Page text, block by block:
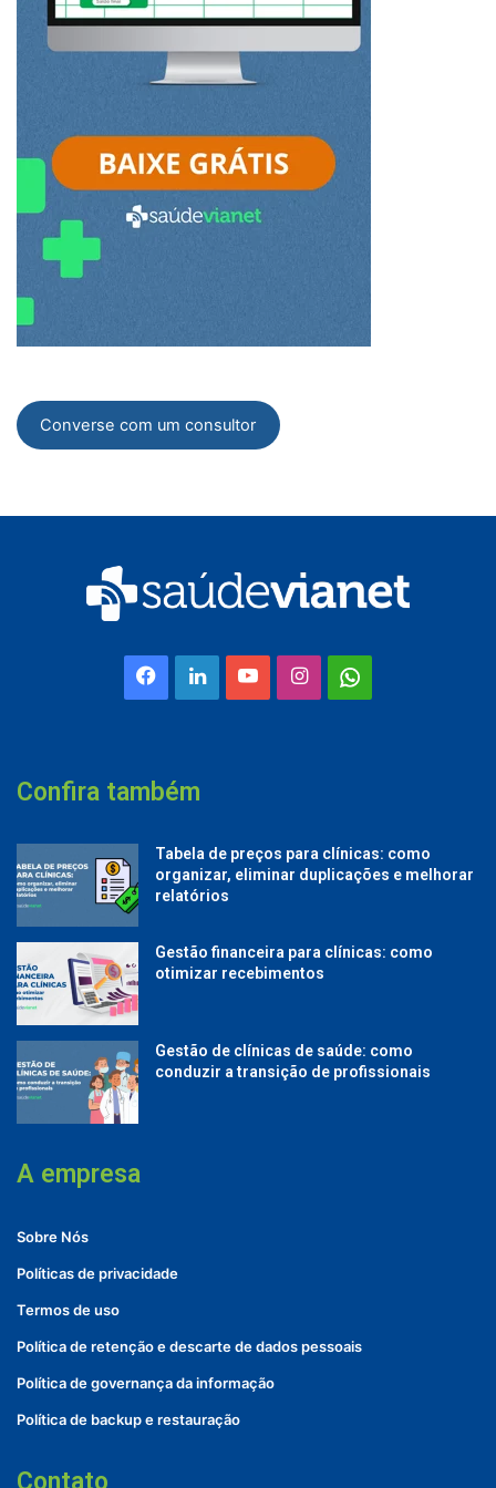
Converse com um consultor
Facebook
LinkedinYouTubeInstagram
Confira também
Tabela de preços para clínicas: como
organizar, eliminar duplicações e melhorar
relatórios
Gestão financeira para clínicas: como
otimizar recebimentos
Gestão de clínicas de saúde: como
conduzir a transição de profissionais
A empresa
Sobre Nós
Políticas de privacidade
Termos de uso
Política de retenção e descarte de dados pessoais
Política de governança da informação
Política de backup e restauração
Contato